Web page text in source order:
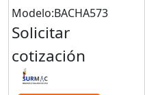
Modelo:BACHA573
Solicitar
cotización